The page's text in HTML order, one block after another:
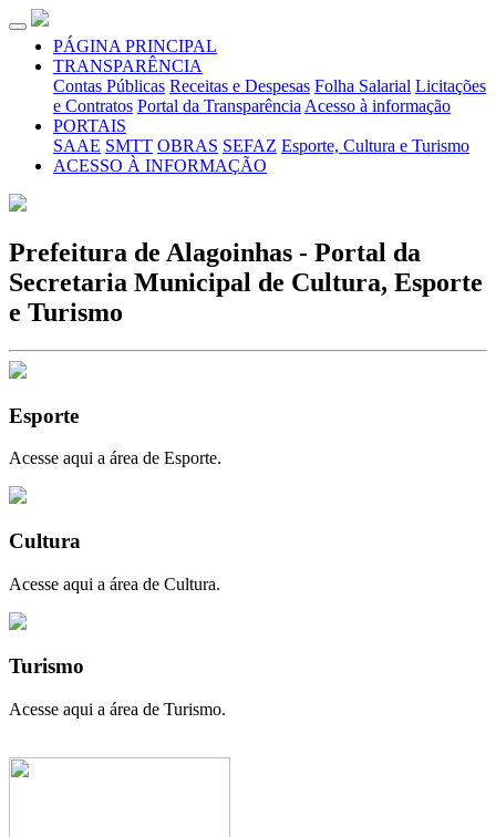
PÁGINA PRINCIPAL
TRANSPARÊNCIA
Contas Públicas Receitas e Despesas Folha Salarial Licitações
e Contratos Portal da Transparência Acesso à informação
PORTAIS
SAAE SMTT OBRAS SEFAZ Esporte, Cultura e Turismo
ACESSO À INFORMAÇÃO
Prefeitura de Alagoinhas - Portal da
Secretaria Municipal de Cultura, Esporte
e Turismo
Esporte
Acesse aqui a área de Esporte.
Cultura
Acesse aqui a área de Cultura.
Turismo
Acesse aqui a área de Turismo.